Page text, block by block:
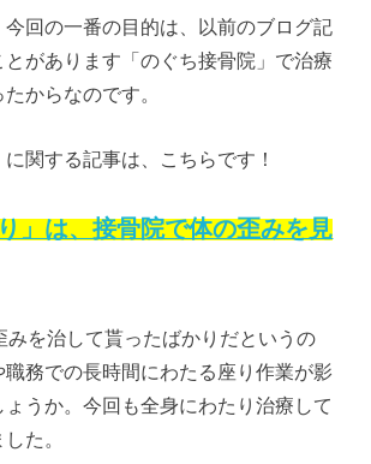
今回の一番の目的は、以前のブログ記
があります「のぐち接骨院」で治療
からなのです。
に関する記事は、こちらです！
」は、接骨院で体の歪みを見
みを治して貰ったばかりだというの
務での長時間にわたる座り作業が影
うか。今回も全身にわたり治療して
た。